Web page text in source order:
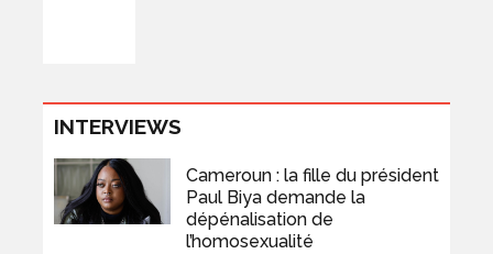
INTERVIEWS
Cameroun : la fille du président
Paul Biya demande la
dépénalisation de
l’homosexualité